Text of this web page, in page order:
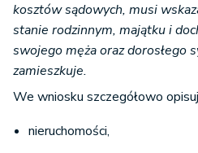
kosztów sądowych, musi
stanie rodzinnym, majątku i
swojego męża oraz dorosłego
zamieszkuje.
We wniosku szczegółowo
nieruchomości,